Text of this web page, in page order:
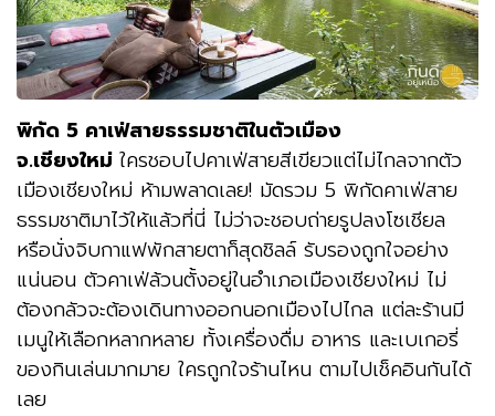
พิกัด 5 คาเฟ่สายธรรมชาติในตัวเมือง
จ.เชียงใหม่ ใครชอบไปคาเฟ่สายสีเขียวแต่ไม่ไกลจากตัว
เมืองเชียงใหม่ ห้ามพลาดเลย! มัดรวม 5 พิกัดคาเฟ่สาย
ธรรมชาติมาไว้ให้แล้วที่นี่ ไม่ว่าจะชอบถ่ายรูปลงโซเชียล
หรือนั่งจิบกาแฟพักสายตาก็สุดชิลล์ รับรองถูกใจอย่าง
แน่นอน ตัวคาเฟ่ล้วนตั้งอยู่ในอำเภอเมืองเชียงใหม่ ไม่
ต้องกลัวจะต้องเดินทางออกนอกเมืองไปไกล แต่ละร้านมี
เมนูให้เลือกหลากหลาย ทั้งเครื่องดื่ม อาหาร และเบเกอรี่
ของกินเล่นมากมาย ใครถูกใจร้านไหน ตามไปเช็คอินกันได้
เลย